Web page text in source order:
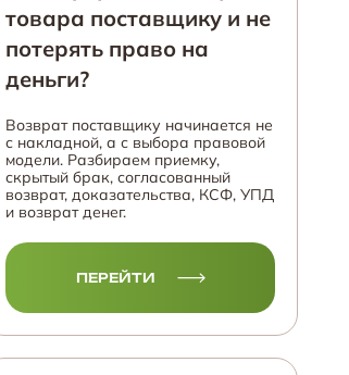
товара поставщику и не
потерять право на
деньги?
Возврат поставщику начинается не
с накладной, а с выбора правовой
модели. Разбираем приемку,
скрытый брак, согласованный
возврат, доказательства, КСФ, УПД
и возврат денег.
ПЕРЕЙТИ